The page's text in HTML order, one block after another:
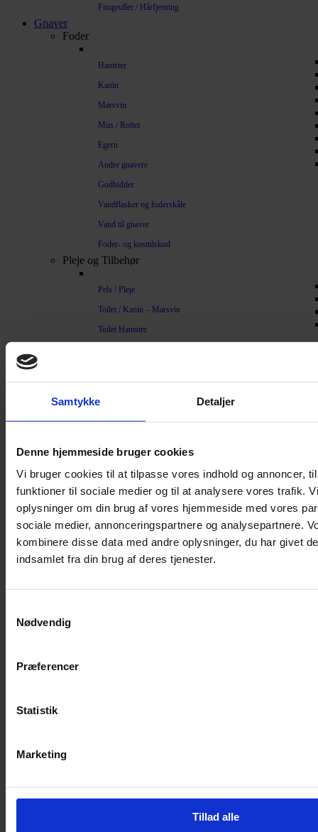
Samtykke Detaljer
Denne hjemmeside bruger cookies
Vi bruger cookies til at tilpasse vores indhold og annoncer,
funktioner til sociale medier og til at analysere vores trafik.
oplysninger om din brug af vores hjemmeside med vores
sociale medier, annonceringspartnere og analysepartnere.
kombinere disse data med andre oplysninger, du har givet
indsamlet fra din brug af deres tjenester.
Nødvendig
Præferencer
Statistik
Marketing
Tillad alle
Fnugruller / Hårfjerning
Gnaver
Foder
Hamster
Kanin
Marsvin
Mus / Rotter
Egern
Andre gnavere
Godbidder
Vandflasker og foderskåle
Vand til gnaver
Foder- og kosttilskud
Pleje og Tilbehør
Pels / Pleje
Toilet / Kanin – Marsvin
Toilet Hamster
Bure
Kaninbur
Rottebur
Marsvinebur
Løbegård
Overdækning løbegård
Indretning til bure
Bark